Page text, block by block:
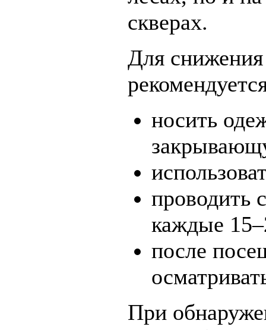
скверах.
Для
носить
проводить
каждые
после
При